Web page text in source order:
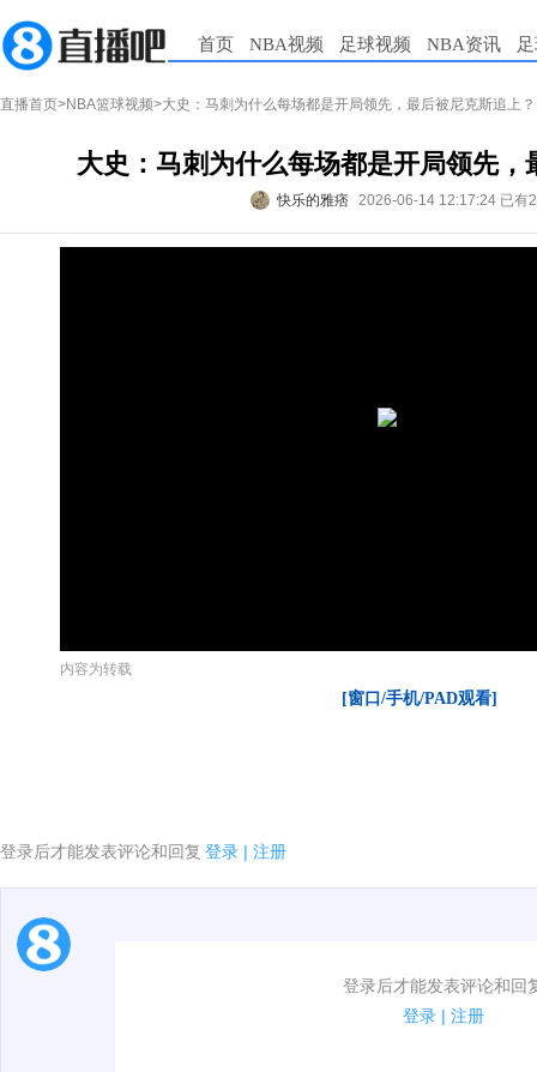
首页 NBA视频 足球视频 NBA资讯
直播首页>NBA篮球视频>大史：马刺为什么每场都是开局领先，最后被尼克斯追上？
大史：马刺为什么每场都是开局领先，
快乐的雅痞 2026-06-14 12:17:24 已有
内容为转载
[窗口/手机/PAD观看]
登录后才能发表评论和回复 登录 | 注册
登录后才能发表评论和回
登录 | 注册
1.电脑端新用户可以发表评论了！